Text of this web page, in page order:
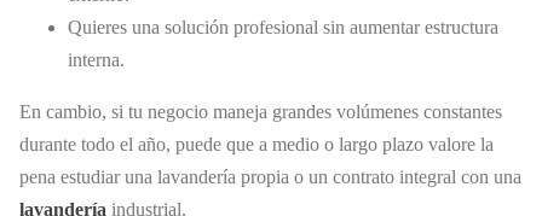
Quieres una solución profesional sin aumentar estructura
interna.
En cambio, si tu negocio maneja grandes volúmenes constantes
durante todo el año, puede que a medio o largo plazo valore la
pena estudiar una lavandería propia o un contrato integral con una
lavandería industrial.